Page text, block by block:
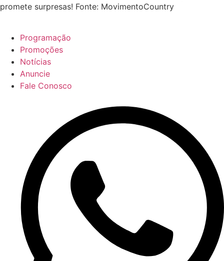
promete surpresas! Fonte: MovimentoCountry
Programação
Promoções
Notícias
Anuncie
Fale Conosco